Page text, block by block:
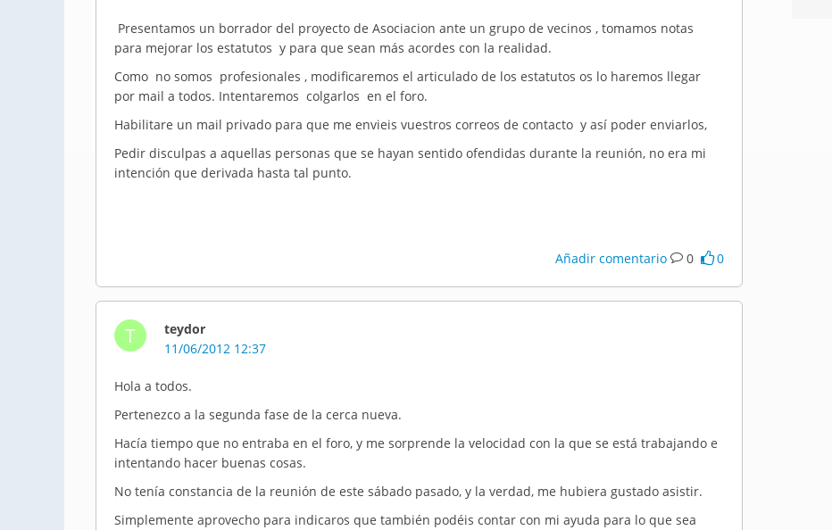
Presentamos un borrador del proyecto de Asociacion ante un grupo de vecinos , tomamos notas
para mejorar los estatutos y para que sean más acordes con la realidad.
Como no somos profesionales , modificaremos el articulado de los estatutos os lo haremos llegar
por mail a todos. Intentaremos colgarlos en el foro.
Habilitare un mail privado para que me envieis vuestros correos de contacto y así poder enviarlos,
Pedir disculpas a aquellas personas que se hayan sentido ofendidas durante la reunión, no era mi
intención que derivada hasta tal punto.
Añadir comentario 0 0
T
teydor
11/06/2012 12:37
Hola a todos.
Pertenezco a la segunda fase de la cerca nueva.
Hacía tiempo que no entraba en el foro, y me sorprende la velocidad con la que se está trabajando e
intentando hacer buenas cosas.
No tenía constancia de la reunión de este sábado pasado, y la verdad, me hubiera gustado asistir.
Simplemente aprovecho para indicaros que también podéis contar con mi ayuda para lo que sea